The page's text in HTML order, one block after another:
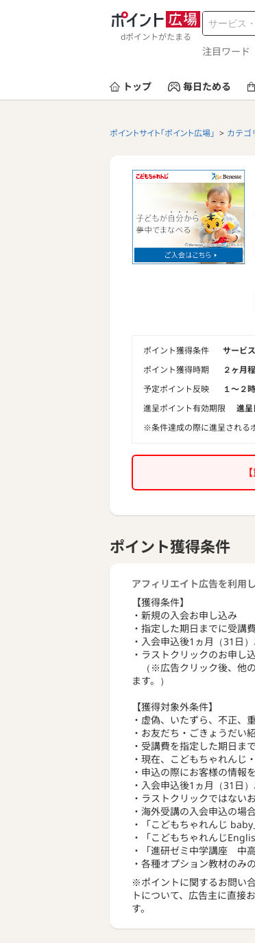
dポイントがたまる
注目ワード
トップ 毎日ためる
ポイントサイト「ポイント広場」 カテゴ
ポイント獲得条件
サービ
ポイント獲得時期
２ヶ月
予定ポイント反映
１〜２
進呈ポイント有効期限
進呈
※条件達成の際に進呈される
ポイント獲得条件
アフィリエイト広告を利用
【獲得条件】
・新規の入会お申し込み
・指定した期日までに受講
・入会申込後1ヵ月（31日
・ラストクリックのお申し
（※広告クリック後、他
ます。）
【獲得対象外条件】
・虚偽、いたずら、不正、
・お友だち・ごきょうだい
・受講費を指定した期日ま
・現在、こどもちゃれんじ
・申込の際にお客様の情報
・入会申込後1ヵ月（31日
・ラストクリックではない
・海外受講の入会申込の場
・「こどもちゃれんじ
・「こどもちゃれんじ
・「進研ゼミ中学講座 中
・各種オプション教材のみ
※ポイントに関するお問い合
トについて、広告主に直接
す。